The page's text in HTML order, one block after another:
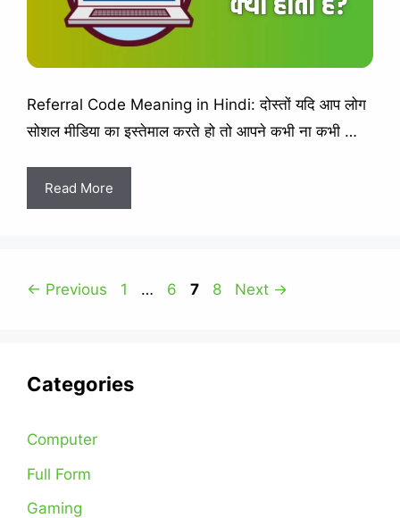
Referral Code Meaning in Hindi: दोस्तों यदि आप लोग
सोशल मीडिया का इस्तेमाल करते हो तो आपने कभी ना कभी …
Read More
← Previous Page
1 … Page
6 Page
7 Page
8 Next →
Categories
Computer
Full Form
Gaming